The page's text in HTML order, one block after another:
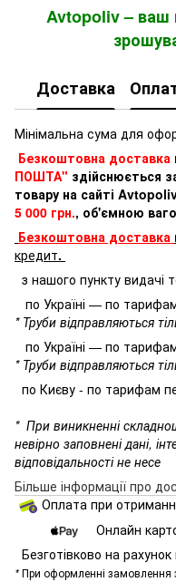
Avtopoliv – ваш
Доставка
Мінімальна сума для
Безкоштовна доставка
ПОШТА" здійснюється
товару на сайті
5 000 грн., об'ємною
Безкоштовна доставка
кредит.
з нашого пункту видачі
по Україні — по
* Труби відправляються
по Україні — по
* Труби відправляються
по Києву - по тарифам
*При виникненні
невірно заповнені дані,
відповідальності не несе
Більше інформації про
Оплата при
Онлайн
Безготівково на рахунок
*При оформленні замовлення